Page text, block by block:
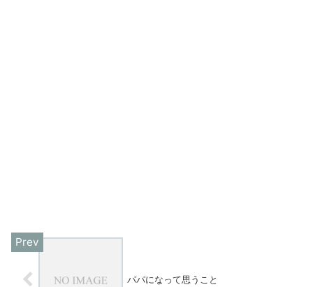
パパになって思うこと